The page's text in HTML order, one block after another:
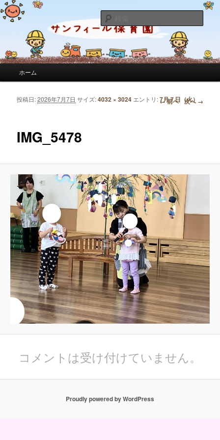
サンフィール保育園のブログ
サンフィール保育園のせんせいのブログです。園の日常を綴っています。
索
メインコンテンツへ移動
サブコンテンツへ移動
ホーム
画像ナビゲーション ← 前へ 次へ →
IMG_5478
投稿日:2026年7月7日 サイズ:4032 × 3024 エントリ:7月７日（火）
コメントは受け付けていません。
Proudly powered by WordPress